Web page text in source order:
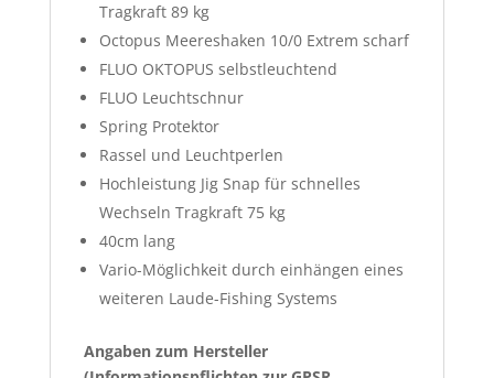
Tragkraft 89 kg
Octopus Meereshaken 10/0 Extrem scharf
FLUO OKTOPUS selbstleuchtend
FLUO Leuchtschnur
Spring Protektor
Rassel und Leuchtperlen
Hochleistung Jig Snap für schnelles
Wechseln Tragkraft 75 kg
40cm lang
Vario-Möglichkeit durch einhängen eines
weiteren Laude-Fishing Systems
Angaben zum Hersteller